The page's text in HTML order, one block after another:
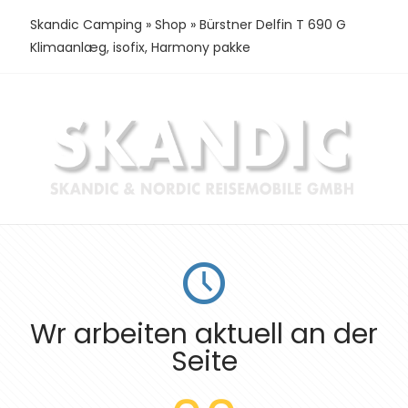
Skandic Camping » Shop » Bürstner Delfin T 690 G
Klimaanlæg, isofix, Harmony pakke
Wr arbeiten aktuell an der
Seite